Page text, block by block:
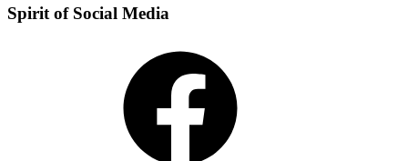
Spirit of Social Media